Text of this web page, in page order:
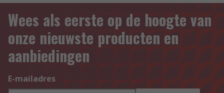
Wees als eerste op de hoogte van
onze nieuwste producten en
aanbiedingen
E-mailadres